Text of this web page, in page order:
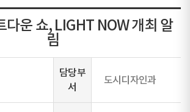
다운 쇼, LIGHT NOW 개최 알
림
담당부
서
도시디자인과